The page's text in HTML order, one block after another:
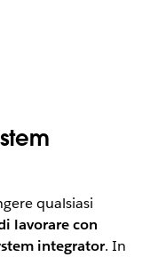
qualsiasi
lavorare con
integrator. In